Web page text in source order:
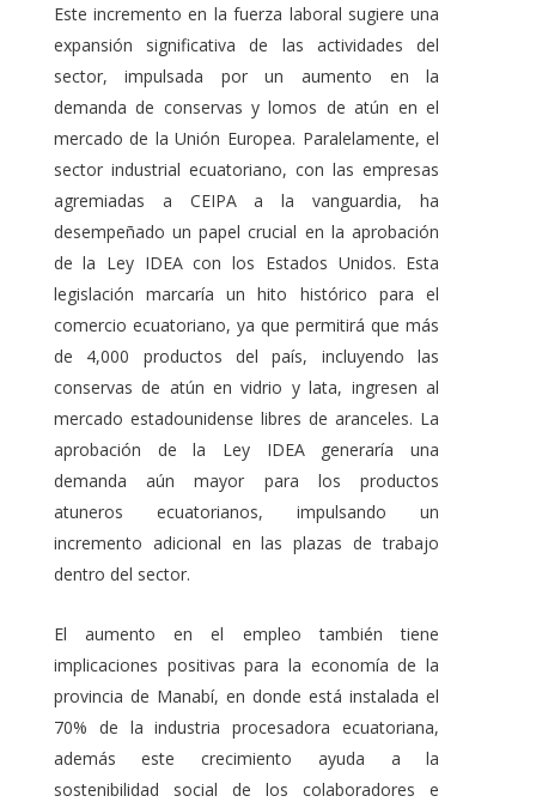
Este incremento en la fuerza laboral sugiere una
expansión significativa de las actividades del
sector, impulsada por un aumento en la
demanda de conservas y lomos de atún en el
mercado de la Unión Europea. Paralelamente, el
sector industrial ecuatoriano, con las empresas
agremiadas a CEIPA a la vanguardia, ha
desempeñado un papel crucial en la aprobación
de la Ley IDEA con los Estados Unidos. Esta
legislación marcaría un hito histórico para el
comercio ecuatoriano, ya que permitirá que más
de 4,000 productos del país, incluyendo las
conservas de atún en vidrio y lata, ingresen al
mercado estadounidense libres de aranceles. La
aprobación de la Ley IDEA generaría una
demanda aún mayor para los productos
atuneros ecuatorianos, impulsando un
incremento adicional en las plazas de trabajo
dentro del sector.
El aumento en el empleo también tiene
implicaciones positivas para la economía de la
provincia de Manabí, en donde está instalada el
70% de la industria procesadora ecuatoriana,
además este crecimiento ayuda a la
sostenibilidad social de los colaboradores e